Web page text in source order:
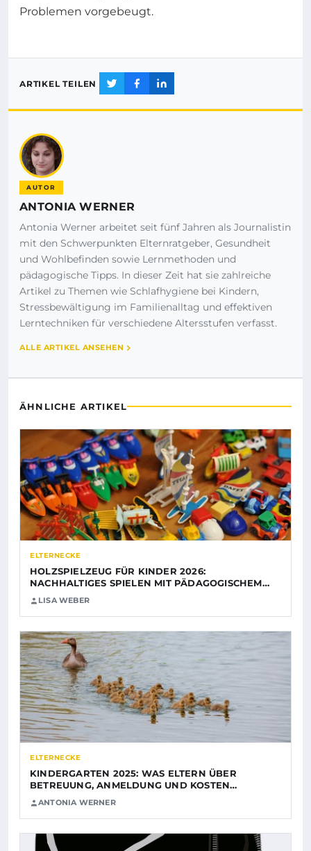
Problemen vorgebeugt.
ARTIKEL TEILEN
AUTOR
ANTONIA WERNER
Antonia Werner arbeitet seit fünf Jahren als Journalistin
mit den Schwerpunkten Elternratgeber, Gesundheit
und Wohlbefinden sowie Lernmethoden und
pädagogische Tipps. In dieser Zeit hat sie zahlreiche
Artikel zu Themen wie Schlafhygiene bei Kindern,
Stressbewältigung im Familienalltag und effektiven
Lerntechniken für verschiedene Altersstufen verfasst.
ALLE ARTIKEL ANSEHEN
ÄHNLICHE ARTIKEL
ELTERNECKE
HOLZSPIELZEUG FÜR KINDER 2026:
NACHHALTIGES SPIELEN MIT PÄDAGOGISCHEM…
LISA WEBER
ELTERNECKE
KINDERGARTEN 2025: WAS ELTERN ÜBER
BETREUUNG, ANMELDUNG UND KOSTEN…
ANTONIA WERNER